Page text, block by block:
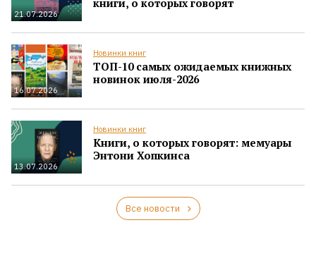
21.07.2026
16.07.2026
Новинки книг
ТОП-10 самых ожидаемых книжных
новинок июля-2026
13.07.2026
Новинки книг
Книги, о которых говорят: мемуары
Энтони Хопкинса
Все новости